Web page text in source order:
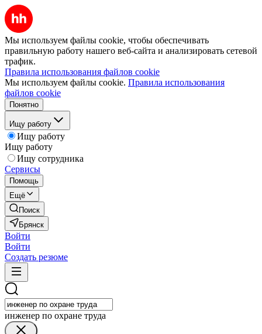
Мы используем файлы cookie, чтобы обеспечивать
правильную работу нашего веб-сайта и анализировать сетевой
трафик.
Правила использования файлов cookie
Мы используем файлы cookie. Правила использования
файлов cookie
Понятно
Ищу работу
Ищу работу
Ищу работу
Ищу сотрудника
Сервисы
Помощь
Ещё
Поиск
Брянск
Войти
Войти
Создать резюме
инженер по охране труда